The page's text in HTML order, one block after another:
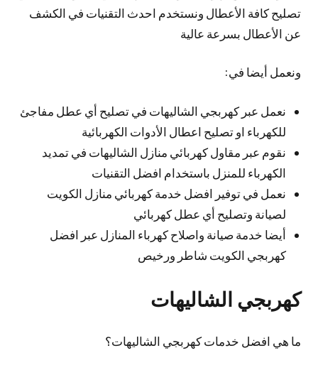
تصليح كافة الأعطال ونستخدم احدث التقنيات في الكشف
عن الأعطال بسرعة عالية
ونعمل أيضا في:
نعمل عبر كهربجي الشاليهات في تصليح أي عطل مفاجئ
للكهرباء او تصليح اعطال الأدوات الكهربائية
نقوم عبر مقاول كهربائي منازل الشاليهات في تمديد
الكهرباء للمنزل باستخدام افضل التقنيات
نعمل في توفير افضل خدمة كهربائي منازل الكويت
لصيانة وتصليح أي عطل كهربائي
أيضا خدمة صيانة واصلاح كهرباء المنازل عبر افضل
كهربجي الكويت شاطر ورخيص
كهربجي الشاليهات
ما هي افضل خدمات كهربجي الشاليهات؟